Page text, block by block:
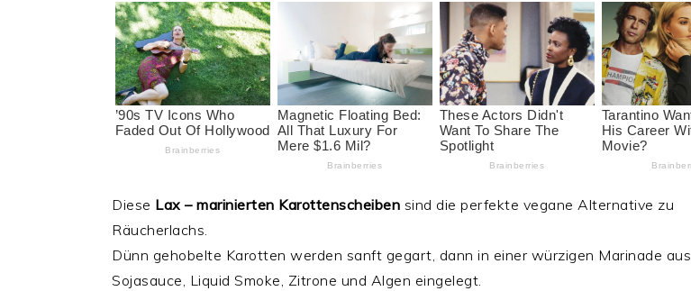
Diese Lax – marinierten Karottenscheiben sind die perfekte vegane Alternative zu
Räucherlachs.
Dünn gehobelte Karotten werden sanft gegart, dann in einer würzigen Marinade aus
Sojasauce, Liquid Smoke, Zitrone und Algen eingelegt.